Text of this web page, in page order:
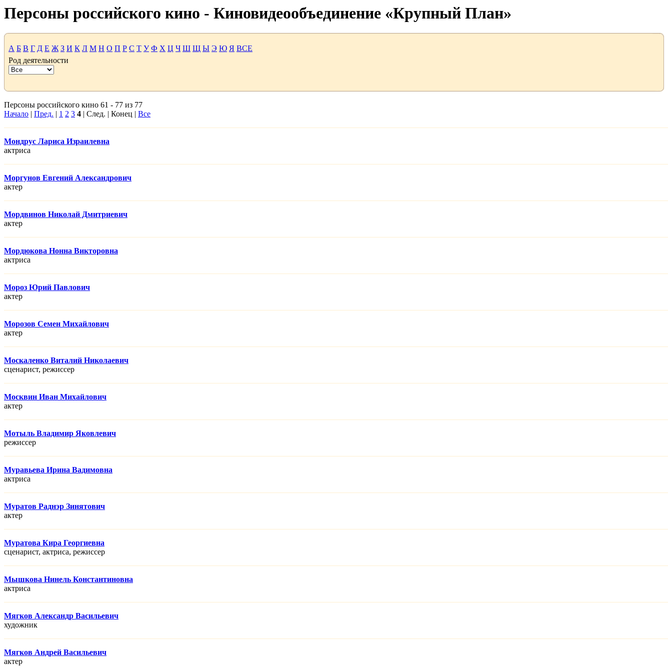
Персоны российского кино - Киновидеообъединение «Крупный План»
А Б В Г Д Е Ж З И К Л М Н О П Р С Т У Ф Х Ц Ч Ш Щ Ы Э Ю Я ВСЕ
Род деятельности
Персоны российского кино 61 - 77 из 77
Начало | Пред. | 1 2 3 4 | След. | Конец | Все
Мондрус Лариса Израилевна
актриса
Моргунов Евгений Александрович
актер
Мордвинов Николай Дмитриевич
актер
Мордюкова Нонна Викторовна
актриса
Мороз Юрий Павлович
актер
Морозов Семен Михайлович
актер
Москаленко Виталий Николаевич
сценарист, режисcер
Москвин Иван Михайлович
актер
Мотыль Владимир Яковлевич
режисcер
Муравьева Ирина Вадимовна
актриса
Муратов Раднэр Зинятович
актер
Муратова Кира Георгиевна
сценарист, актриса, режисcер
Мышкова Нинель Константиновна
актриса
Мягков Александр Васильевич
художник
Мягков Андрей Васильевич
актер